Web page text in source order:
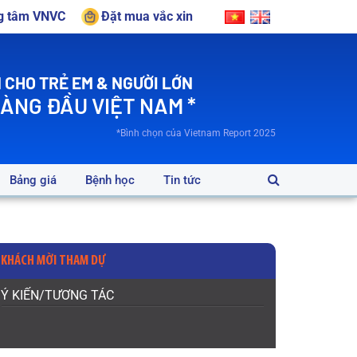
tâm VNVC Đặt mua vắc xin
TRẺ EM & NGƯỜI LỚN
ĐẦU VIỆT NAM *
*Bình chọn của Vietnam Report 2025
Bảng giá Bệnh học Tin tức
KHÁCH MỜI THAM DỰ
Ý KIẾN/TƯƠNG TÁC